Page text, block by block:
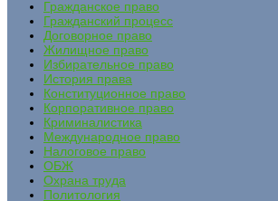
Гражданское право
Гражданский процесс
Договорное право
Жилищное право
Избирательное право
История права
Конституционное право
Корпоративное право
Криминалистика
Международное право
Налоговое право
ОБЖ
Охрана труда
Политология